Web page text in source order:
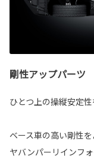
剛性アップパーツ
ひとつ上の操縦安定性
ベース車の高い剛性
ヤバンパーリインフ